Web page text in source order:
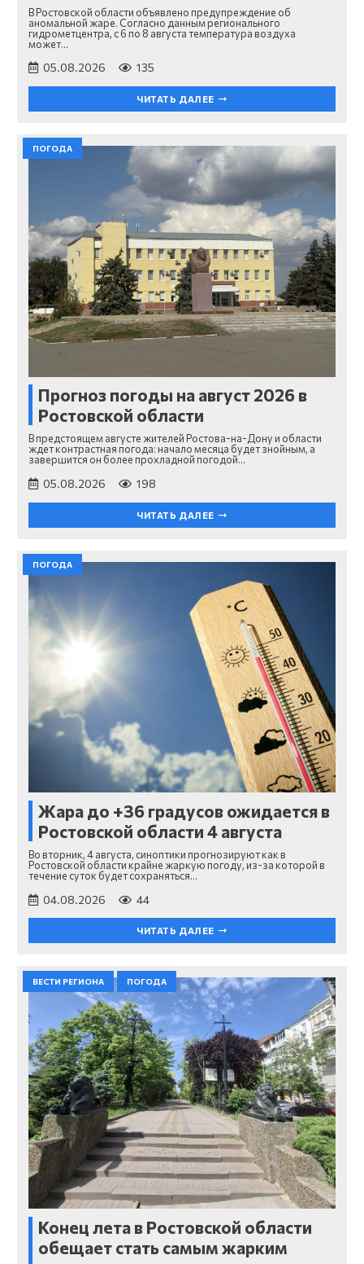
В Ростовской области объявлено предупреждение об
аномальной жаре. Согласно данным регионального
гидрометцентра, с 6 по 8 августа температура воздуха
может…
05.08.2026 135
ЧИТАТЬ ДАЛЕЕ
ПОГОДА
Прогноз погоды на август 2026 в
Ростовской области
В предстоящем августе жителей Ростова-на-Дону и области
ждет контрастная погода: начало месяца будет знойным, а
завершится он более прохладной погодой…
05.08.2026 198
ЧИТАТЬ ДАЛЕЕ
ПОГОДА
Жара до +36 градусов ожидается в
Ростовской области 4 августа
Во вторник, 4 августа, синоптики прогнозируют как в
Ростовской области крайне жаркую погоду, из-за которой в
течение суток будет сохраняться…
04.08.2026 44
ЧИТАТЬ ДАЛЕЕ
ВЕСТИ РЕГИОНА ПОГОДА
Конец лета в Ростовской области
обещает стать самым жарким